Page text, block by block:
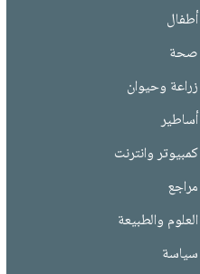
أطفال
صحة
زراعة وحيوان
أساطير
كمبيوتر وانترنت
مراجع
العلوم والطبيعة
سياسة